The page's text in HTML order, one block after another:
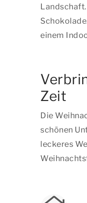
einem
Zeit
Die
schönen
leckeres